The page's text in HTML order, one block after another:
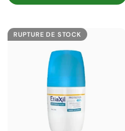
RUPTURE DE STOCK